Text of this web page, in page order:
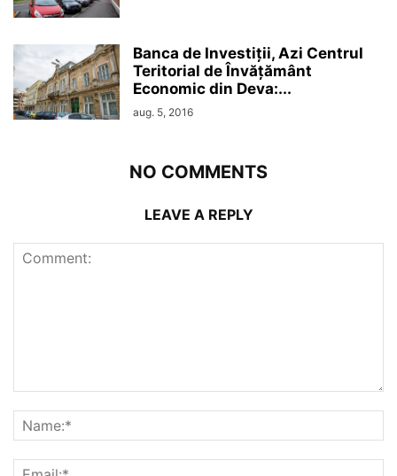
Banca de Investiții, Azi Centrul
Teritorial de Învățământ
Economic din Deva:...
aug. 5, 2016
NO COMMENTS
LEAVE A REPLY